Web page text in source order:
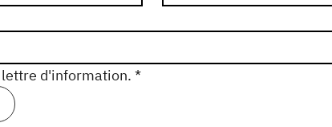
d'information. *